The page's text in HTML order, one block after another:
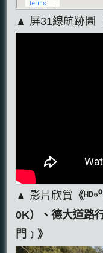
▲ 屏31線航跡圖
▲ 影片欣賞 《
0K）、德大道路
門﹞》